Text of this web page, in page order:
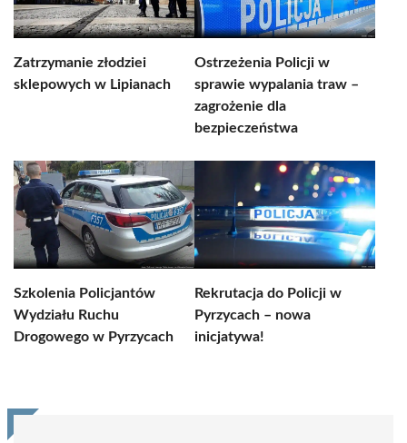
Zatrzymanie złodziei
sklepowych w Lipianach
Ostrzeżenia Policji w
sprawie wypalania traw –
zagrożenie dla
bezpieczeństwa
Szkolenia Policjantów
Wydziału Ruchu
Drogowego w Pyrzycach
Rekrutacja do Policji w
Pyrzycach – nowa
inicjatywa!